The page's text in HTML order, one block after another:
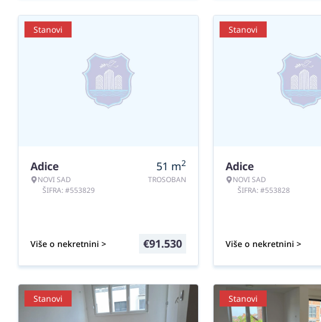
Stanovi
Adice
NOVI SAD
ŠIFRA: #553829
51 m2
TROSOBAN
Više o nekretnini > €91.530
Stanovi
Adice
NOVI SAD
ŠIFRA: #553828
Više o nekretnini >
Stanovi Stanovi